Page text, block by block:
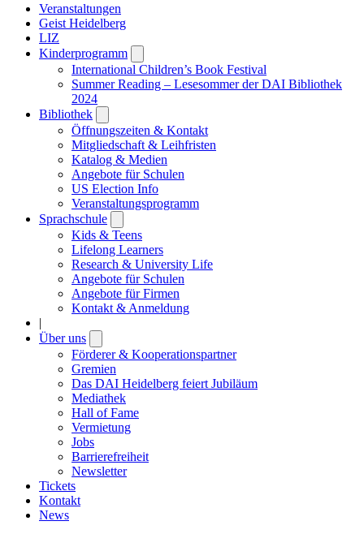
Veranstaltungen
Geist Heidelberg
LIZ
Kinderprogramm
submenu
International Children’s Book Festival
Summer Reading – Lesesommer der DAI Bibliothek
2024
Bibliothek
submenu
Öffnungszeiten & Kontakt
Mitgliedschaft & Leihfristen
Katalog & Medien
Angebote für Schulen
US Election Info
Veranstaltungsprogramm
Sprachschule
submenu
Kids & Teens
Lifelong Learners
Research & University Life
Angebote für Schulen
Angebote für Firmen
Kontakt & Anmeldung
|
Über uns
submenu
Förderer & Kooperationspartner
Gremien
Das DAI Heidelberg feiert Jubiläum
Mediathek
Hall of Fame
Vermietung
Jobs
Barrierefreiheit
Newsletter
Tickets
Kontakt
News